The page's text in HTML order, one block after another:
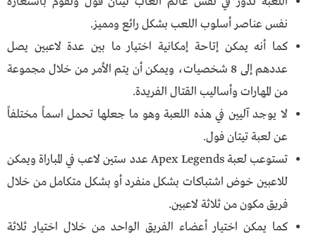
نفس عناصر أسلوب اللعب بشكل رائع ومميز.
كما أنه يمكن إتاحة إمكانية اختيار ما بين عدة لاعبين يصل
عددهم إلى 8 شخصيات، ويمكن أن يتم الأمر من خلال مجموعة
من المهارات وأساليب القتال الفريدة.
لا يوجد آليين في هذه اللعبة وهو ما جعلها تحمل اسماً مختلفاً
عن لعبة تيتان فول.
تستوعب لعبة Apex Legends عدد ستين لاعب في المباراة ويمكن
للاعبين خوض اشتباكات بشكل منفرد أو بشكل متكامل من خلال
فريق مكون من ثلاثة لاعبين.
كما يمكن اختيار أعضاء الفريق الواحد من خلال اختيار ثلاثة